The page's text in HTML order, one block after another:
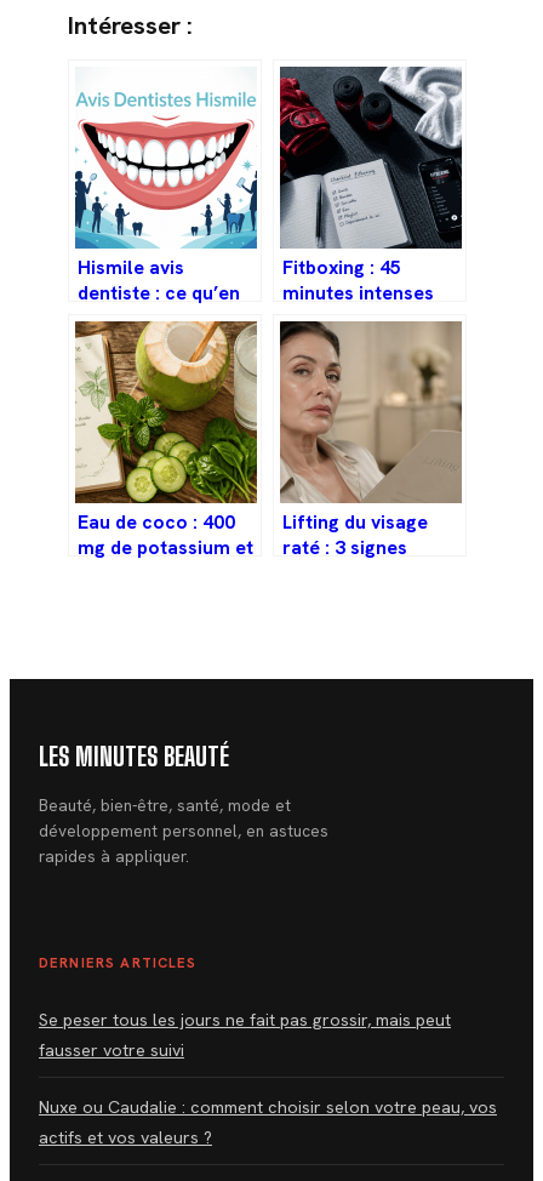
Intéresser :
Hismile avis
dentiste : ce qu’en
pensent vraiment
les professionnels
Fitboxing : 45
minutes intenses
pour brûler 500
calories sans
prendre de coups
Eau de coco : 400
mg de potassium et
Lifting du visage
raté : 3 signes
LES MINUTES BEAUTÉ
Beauté, bien-être, santé, mode et
développement personnel, en astuces
rapides à appliquer.
DERNIERS ARTICLES
Se peser tous les jours ne fait pas grossir, mais peut
fausser votre suivi
Nuxe ou Caudalie : comment choisir selon votre peau, vos
actifs et vos valeurs ?